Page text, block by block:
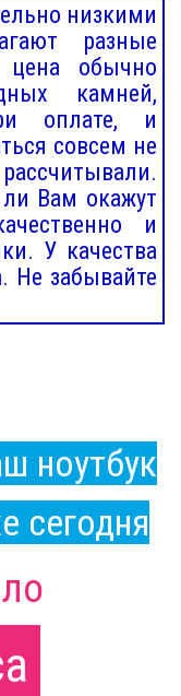
низкими
разные
цена обычно
камней,
оплате, и
совсем не
ли Вам окажут
и
У качества
Не забывайте
ноутбук
сегодня